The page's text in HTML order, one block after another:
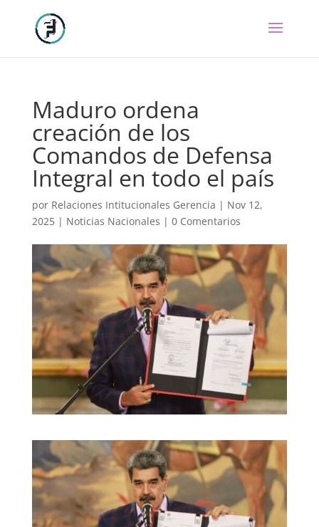
Maduro ordena
creación de los
Comandos de Defensa
Integral en todo el país
por Relaciones Intitucionales Gerencia | Nov 12,
2025| Noticias Nacionales | 0 Comentarios